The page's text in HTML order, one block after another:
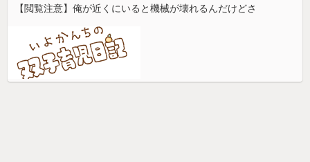
【閲覧注意】俺が近くにいると機械が壊れるんだけどさ